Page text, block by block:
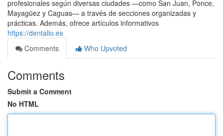
profesionales según diversas ciudades —como San Juan, Ponce,
Mayagüez y Caguas— a través de secciones organizadas y
prácticas. Además, ofrece artículos informativos
https://dentalio.es
Comments
Who Upvoted
Comments
Submit a Comment
No HTML